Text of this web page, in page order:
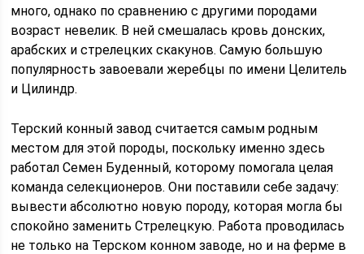
много, однако по сравнению с другими породами
возраст невелик. В ней смешалась кровь донских,
арабских и стрелецких скакунов. Самую большую
популярность завоевали жеребцы по имени Целитель
и Цилиндр.
Терский конный завод считается самым родным
местом для этой породы, поскольку именно здесь
работал Семен Буденный, которому помогала целая
команда селекционеров. Они поставили себе задачу:
вывести абсолютно новую породу, которая могла бы
спокойно заменить Стрелецкую. Работа проводилась
не только на Терском конном заводе, но и на ферме в